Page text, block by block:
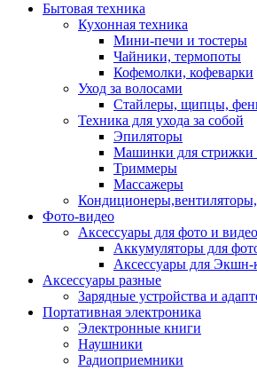
Бытовая техника
Кухонная техника
Мини-печи и тостеры
Чайники, термопоты
Кофемолки, кофеварки
Уход за волосами
Стайлеры, щипцы,
Техника для ухода за собой
Эпиляторы
Машинки для стрижки
Триммеры
Массажеры
Фото-видео
Аксессуары для фото и видео
Аккумуляторы для
Аксессуары для Экшн-
Аксессуары разные
Зарядные устройства и
Портативная электроника
Электронные книги
Наушники
Радиоприемники